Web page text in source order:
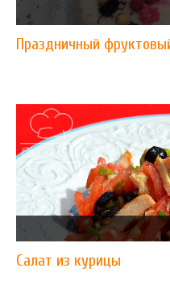
Праздничный
Салат из курицы​